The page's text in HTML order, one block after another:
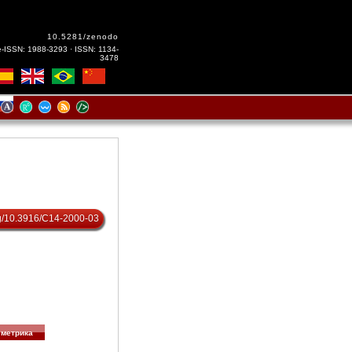
10.5281/zenodo
ISSN: 1988-3293 · ISSN: 1134-
3478
10.3916/C14-2000-03
метрика